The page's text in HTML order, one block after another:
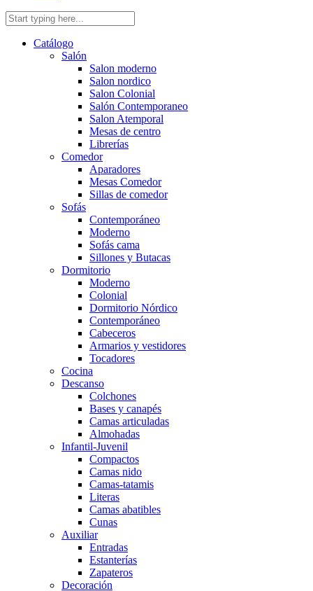
Catálogo
Salón
Salon moderno
Salon nordico
Salon Colonial
Salón Contemporaneo
Salon Atemporal
Mesas de centro
Librerías
Comedor
Aparadores
Mesas Comedor
Sillas de comedor
Sofás
Contemporáneo
Moderno
Sofás cama
Sillones y Butacas
Dormitorio
Moderno
Colonial
Dormitorio Nórdico
Contemporáneo
Cabeceros
Armarios y vestidores
Tocadores
Cocina
Descanso
Colchones
Bases y canapés
Camas articuladas
Almohadas
Infantil-Juvenil
Compactos
Camas nido
Camas-tatamis
Literas
Camas abatibles
Cunas
Auxiliar
Entradas
Estanterías
Zapateros
Decoración